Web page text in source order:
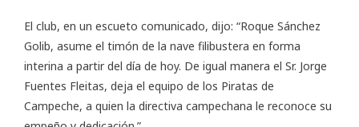
El club, en un escueto comunicado, dijo: “Roque Sánchez
Golib, asume el timón de la nave filibustera en forma
interina a partir del día de hoy. De igual manera el Sr. Jorge
Fuentes Fleitas, deja el equipo de los Piratas de
Campeche, a quien la directiva campechana le reconoce su